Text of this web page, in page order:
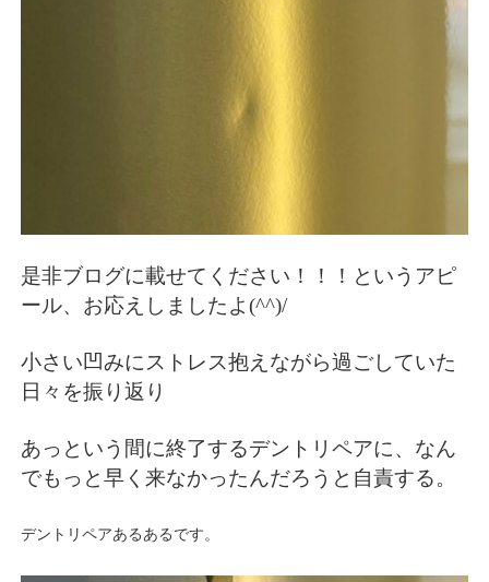
是非ブログに載せてください！！！というアピ
ール、お応えしましたよ(^^)/
小さい凹みにストレス抱えながら過ごしていた
日々を振り返り
あっという間に終了するデントリペアに、なん
でもっと早く来なかったんだろうと自責する。
デントリペアあるあるです。